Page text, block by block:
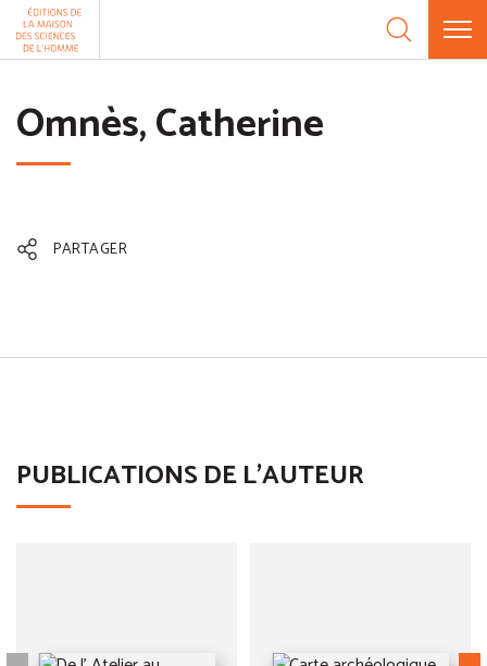
Aller au contenu
Omnès, Catherine
PARTAGER
PUBLICATIONS DE L'AUTEUR
Panneau de gestion des cookies